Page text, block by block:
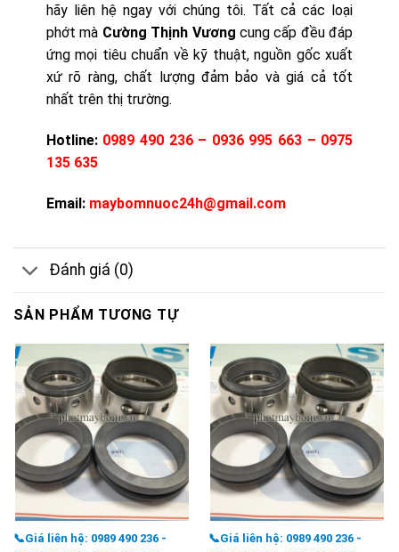
hãy liên hệ ngay với chúng tôi. Tất cả các loại
phớt mà Cường Thịnh Vương cung cấp đều đáp
ứng mọi tiêu chuẩn về kỹ thuật, nguồn gốc xuất
xứ rõ ràng, chất lượng đảm bảo và giá cả tốt
nhất trên thị trường.
Hotline: 0989 490 236 – 0936 995 663 – 0975
135 635
Email: maybomnuoc24h@gmail.com
Đánh giá (0)
SẢN PHẨM TƯƠNG TỰ
📞Giá liên hệ: 0989 490 236 -
📞Giá liên hệ: 0989 490 236 -